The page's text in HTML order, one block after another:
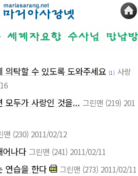
의탁할 수 있도록 도와주세요 [1] 사랑
모두가 사랑인 것을... 그린맨 (219) 201
맨 (230) 2011/02/12
어나다 그린맨 (241) 2011/02/11
연습을 한다 그린맨 (273) 2011/02/11